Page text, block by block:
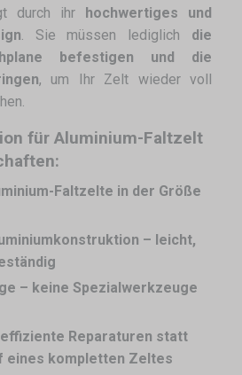
durch ihr hochwertiges und
. Sie müssen lediglich die
befestigen und die
, um Ihr Zelt wieder voll
für Aluminium-Faltzelt
Faltzelte in der Größe
– leicht,
– keine Spezialwerkzeuge
Reparaturen statt
eines kompletten Zeltes